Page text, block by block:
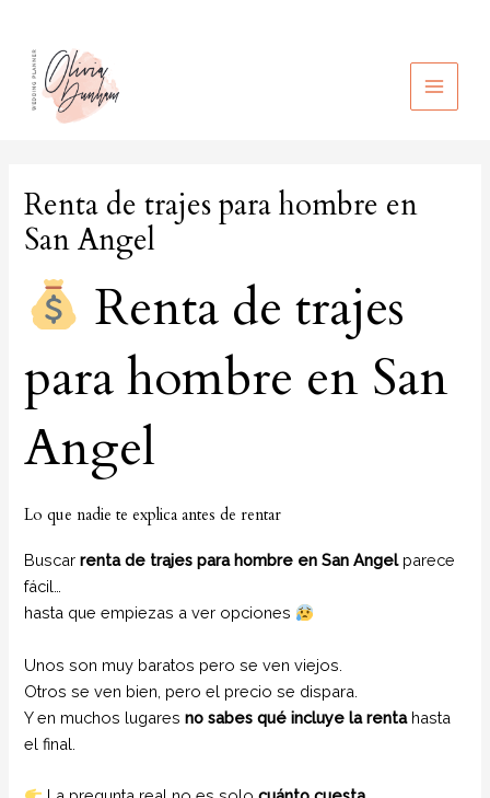
contenido
MAIN
Renta de trajes para hombre en
San Angel
Renta de trajes
para hombre en San
Angel
Lo que nadie te explica antes de rentar
Buscarrenta de trajes para hombre en San Angelparece
fácil…
hasta que empiezas a ver opciones
Unos son muy baratos pero se ven viejos.
Otros se ven bien, pero el precio se dispara.
Y en muchos lugaresno sabes qué incluye la rentahasta
el final.